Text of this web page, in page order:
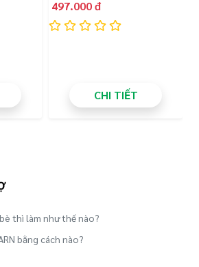
Bản quyền Tác Giả thuộc
Thao và Du lịch.
497.000 đ
CHI TIẾT
thì làm như thế nào?
bằng cách nào?